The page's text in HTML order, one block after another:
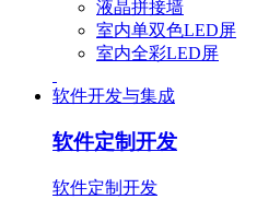
液晶拼接墙
室内单双色LED屏
室内全彩LED屏
软件开发与集成
软件定制开发
软件定制开发